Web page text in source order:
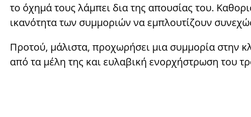
το όχημά τους λάμπει δια της απουσίας του.
ικανότητα των συμμοριών να εμπλουτίζουν
Προτού, μάλιστα, προχωρήσει μια συμμορία στην
από τα μέλη της και ευλαβική ενορχήστρωση του